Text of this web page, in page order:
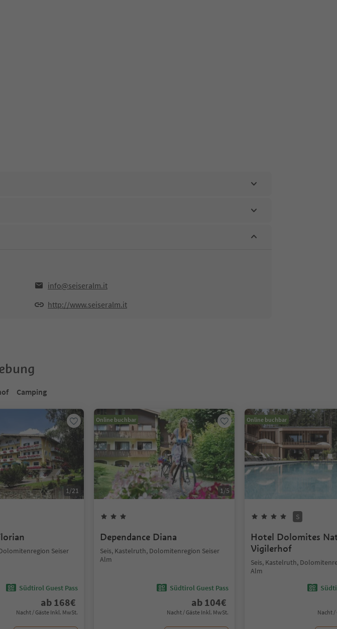
info@seiseralm.it
http://www.seiseralm.it
Camping
1/21
Seiser
Südtirol Guest Pass
ab 168€
Nacht / Gäste Inkl. MwSt.
Online buchbar
1/5
Dependance Diana
Seis, Kastelruth, Dolomitenregion Seiser
Alm
Südtirol Guest Pass
ab 104€
Nacht / Gäste Inkl. MwSt.
Online buchbar
S
Hotel Dolomites
Vigilerhof
Seis, Kastelruth,
Alm
Nacht /